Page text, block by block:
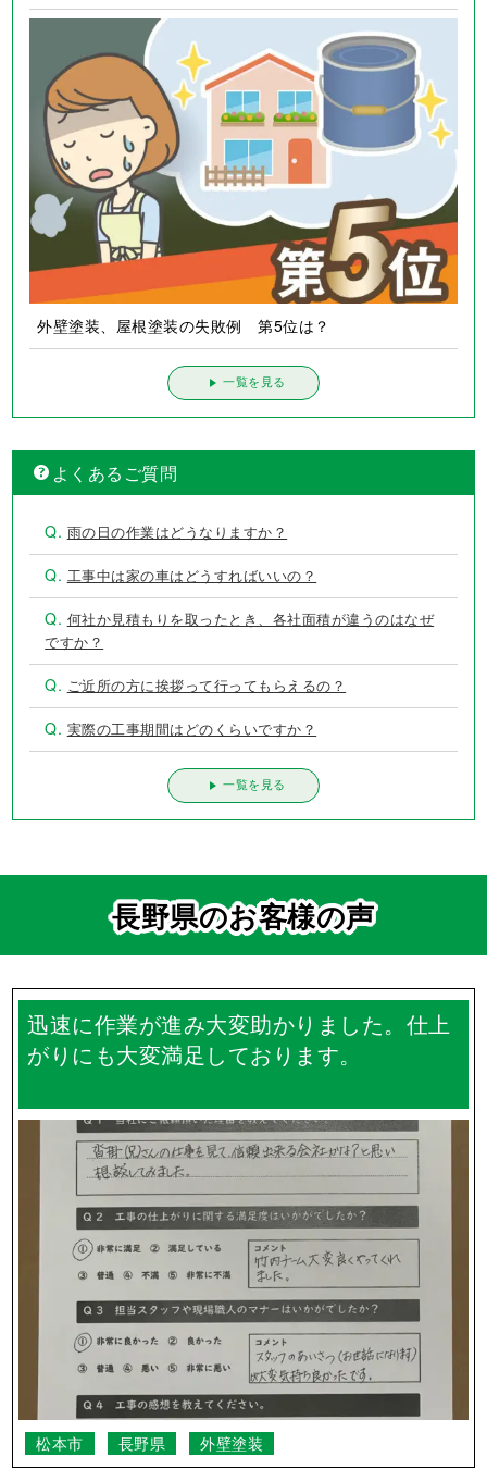
一覧を見る
よくあるご質問
雨の日の作業はどうなりますか？
工事中は家の車はどうすればいいの？
Q.何社か見積もりを取ったとき、各社面積が違うのはなぜ
ですか？
ご近所の方に挨拶って行ってもらえるの？
実際の工事期間はどのくらいですか？
一覧を見る
長野県のお客様の声
迅速に作業が進み大変助かりました。仕上
がりにも大変満足しております。
松本市 長野県 外壁塗装